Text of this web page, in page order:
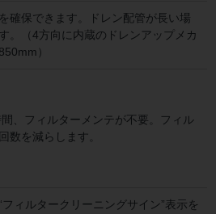
確保できます。ドレン配管が長い場
。（4方向に内蔵のドレンアップメカ
）
、フィルターメンテが不要。フィル
数を減らします。
フィルタークリーニングサイン”表示を